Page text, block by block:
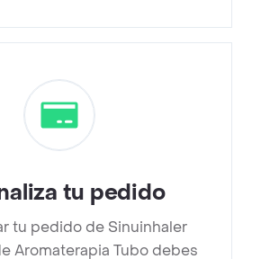
tu pedido
tu pedido de Sinuinhaler
Aromaterapia Tubo debes